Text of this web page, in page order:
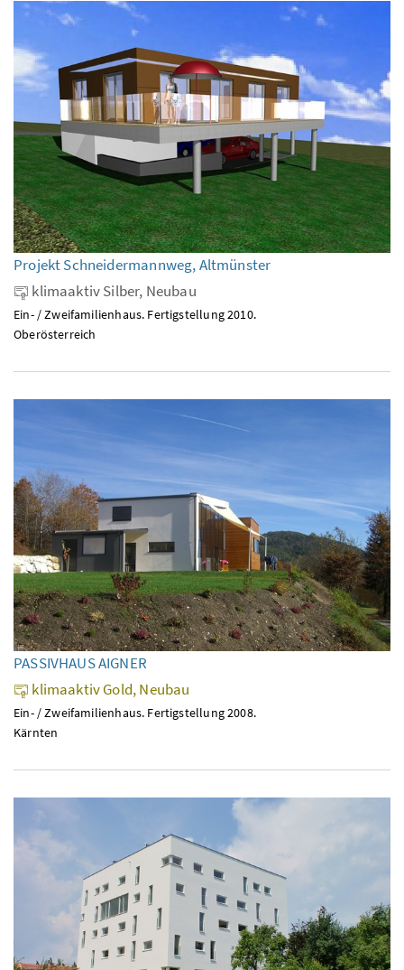
Projekt Schneidermannweg, Altmünster
klimaaktiv Silber, Neubau
Ein- / Zweifamilienhaus. Fertigstellung 2010.
Oberösterreich
PASSIVHAUS AIGNER
klimaaktiv Gold, Neubau
Ein- / Zweifamilienhaus. Fertigstellung 2008.
Kärnten